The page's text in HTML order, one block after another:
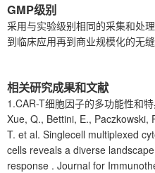
GMP级别
采用与实验级别相同的采集和处
到临床应用再到商业规模化的无缝
相关研究成果和文献
1.CAR-T细胞因子的多功能
Xue, Q., Bettini, E., Paczkowski,
T. et al. Singlecell multiplexed
cells reveals a diverse
response . Journal for